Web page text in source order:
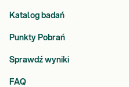
Katalog badań
Punkty Pobrań
Sprawdź wyniki
FAQ